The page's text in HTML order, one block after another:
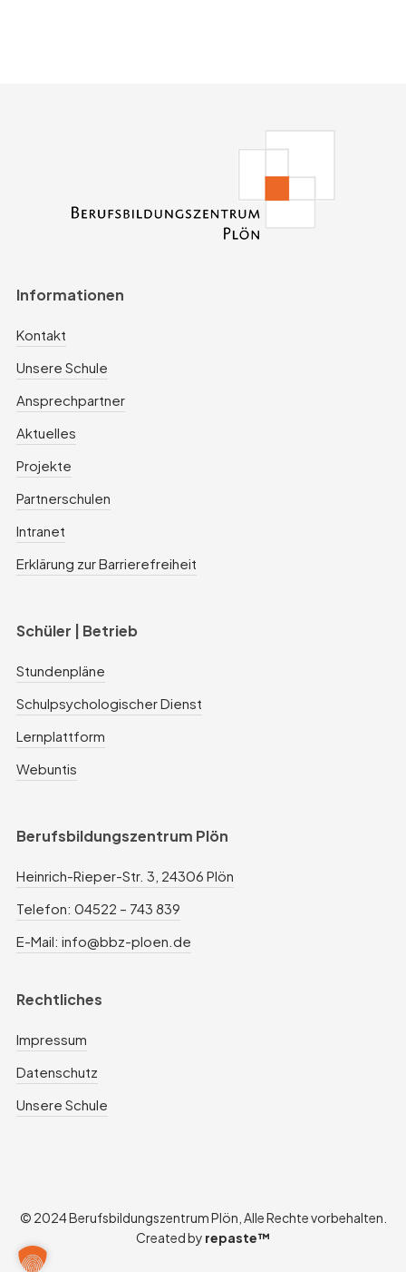
Informationen
Kontakt
Unsere Schule
Ansprechpartner
Aktuelles
Projekte
Partnerschulen
Intranet
Erklärung zur Barrierefreiheit
Schüler | Betrieb
Stundenpläne
Schulpsychologischer Dienst
Lernplattform
Webuntis
Berufsbildungszentrum Plön
Heinrich-Rieper-Str. 3, 24306 Plön
Telefon: 04522 – 743 839
E-Mail: info@bbz-ploen.de
Rechtliches
Impressum
Datenschutz
Unsere Schule
© 2024 Berufsbildungszentrum Plön, Alle Rechte vorbehalten.
Created by repaste™